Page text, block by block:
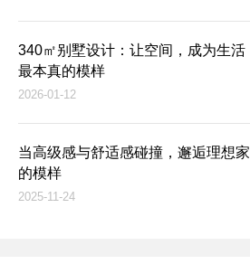
340㎡别墅设计：让空间，成为生活
最本真的模样
2026-01-12
当高级感与舒适感碰撞，邂逅理想家
的模样
2025-11-24